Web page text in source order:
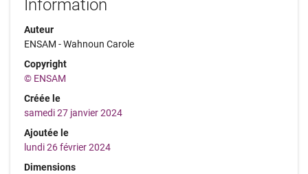
Information
Auteur
ENSAM - Wahnoun Carole
Copyright
© ENSAM
Créée le
samedi 27 janvier 2024
Ajoutée le
lundi 26 février 2024
Dimensions